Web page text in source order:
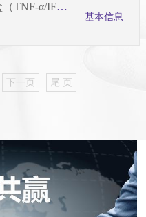
human十项细胞因子检测试剂盒（TNF-α/IFN-γ/IL-1β/IL-2/IL-4/IL-6/IL-8/IL-10/IL-12p70/IL-17）
基本信息
下一页 尾 页